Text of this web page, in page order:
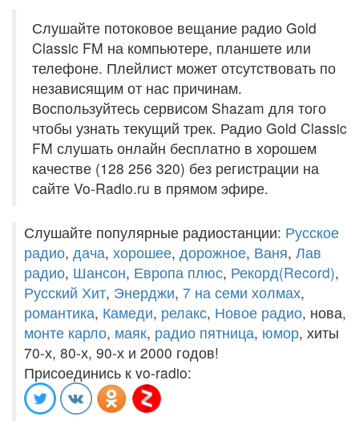
Слушайте потоковое вещание радио Gold
Classic FM на компьютере, планшете или
телефоне. Плейлист может отсутствовать по
независящим от нас причинам.
Воспользуйтесь сервисом Shazam для того
чтобы узнать текущий трек. Радио Gold Classic
FM слушать онлайн бесплатно в хорошем
качестве (128 256 320) без регистрации на
сайте Vo-Radio.ru в прямом эфире.
Слушайте популярные радиостанции: Русское
радио, дача, хорошее, дорожное, Ваня, Лав
радио, Шансон, Европа плюс, Рекорд(Record),
Русский Хит, Энерджи, 7 на семи холмах,
романтика, Камеди, релакс, Новое радио, нова,
монте карло, маяк, радио пятница, юмор, хиты
70-х, 80-х, 90-х и 2000 годов!
Присоединись к vo-radio: